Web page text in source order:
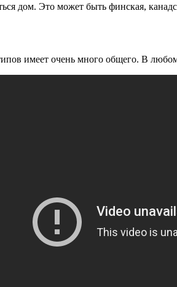
дом. Это может быть финская,
имеет очень много общего. В